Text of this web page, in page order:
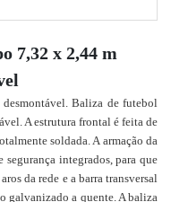
7,32 x 2,44 m
Baliza de futebol
A estrutura frontal é feita de
soldada. A armação da
segurança integrados, para que
da rede e a barra transversal
galvanizado a quente. A baliza